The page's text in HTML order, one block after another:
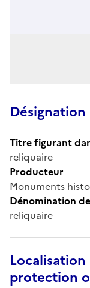
Désignation
Titre figurant
reliquaire
Producteur
Monuments
Dénomination
reliquaire
protection